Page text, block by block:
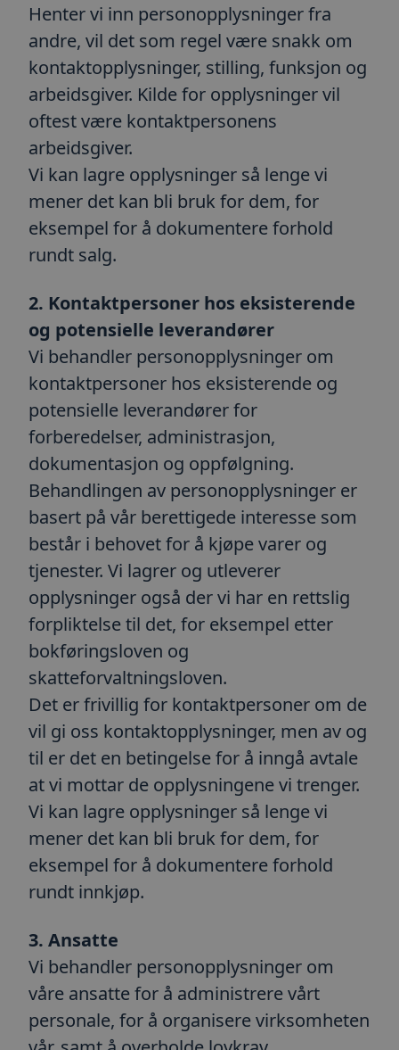
Henter vi inn personopplysninger fra
andre, vil det som regel være snakk om
kontaktopplysninger, stilling, funksjon og
arbeidsgiver. Kilde for opplysninger vil
oftest være kontaktpersonens
arbeidsgiver.
Vi kan lagre opplysninger så lenge vi
mener det kan bli bruk for dem, for
eksempel for å dokumentere forhold
rundt salg.
2. Kontaktpersoner hos eksisterende
og potensielle leverandører
Vi behandler personopplysninger om
kontaktpersoner hos eksisterende og
potensielle leverandører for
forberedelser, administrasjon,
dokumentasjon og oppfølgning.
Behandlingen av personopplysninger er
basert på vår berettigede interesse som
består i behovet for å kjøpe varer og
tjenester. Vi lagrer og utleverer
opplysninger også der vi har en rettslig
forpliktelse til det, for eksempel etter
bokføringsloven og
skatteforvaltningsloven.
Det er frivillig for kontaktpersoner om de
vil gi oss kontaktopplysninger, men av og
til er det en betingelse for å inngå avtale
at vi mottar de opplysningene vi trenger.
Vi kan lagre opplysninger så lenge vi
mener det kan bli bruk for dem, for
eksempel for å dokumentere forhold
rundt innkjøp.
3. Ansatte
Vi behandler personopplysninger om
våre ansatte for å administrere vårt
personale, for å organisere virksomheten